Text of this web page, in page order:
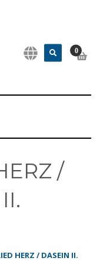
0
/
HERZ / DASEIN II.